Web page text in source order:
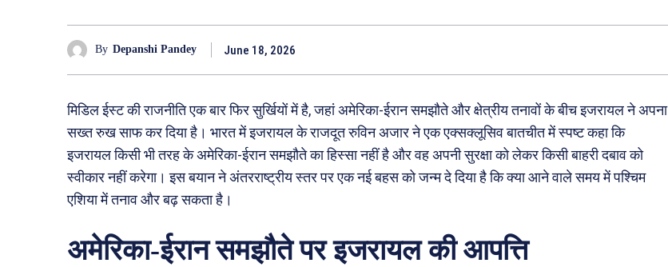
By Depanshi Pandey June 18, 2026
मिडिल ईस्ट की राजनीति एक बार फिर सुर्खियों में है, जहां अमेरिका-ईरान समझौते और क्षेत्रीय तनावों के बीच इजरायल ने अपना
सख्त रुख साफ कर दिया है। भारत में इजरायल के राजदूत रुविन अजार ने एक एक्सक्लूसिव बातचीत में स्पष्ट कहा कि
इजरायल किसी भी तरह के अमेरिका-ईरान समझौते का हिस्सा नहीं है और वह अपनी सुरक्षा को लेकर किसी बाहरी दबाव को
स्वीकार नहीं करेगा। इस बयान ने अंतरराष्ट्रीय स्तर पर एक नई बहस को जन्म दे दिया है कि क्या आने वाले समय में पश्चिम
एशिया में तनाव और बढ़ सकता है।
अमेरिका-ईरान समझौते पर इजरायल की आपत्ति